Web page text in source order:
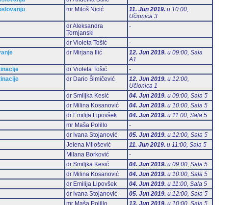
mr Miloš Nicić 11. Jun 2019.u 10:00,
Učionica 3
dr Aleksandra
Tornjanski
-
dr Violeta Tošić
-
dr Mirjana Ilić 12. Jun 2019.u 09:00, Sala
А1
dr Violeta Tošić
-
dr Dario Šimičević 12. Jun 2019.u 12:00,
Učionica 1
dr Smiljka Kesić 04. Jun 2019.u 09:00, Sala 5
dr Milina Kosanović 04. Jun 2019.u 10:00, Sala 5
dr Emilija Lipovšek 04. Jun 2019.u 11:00, Sala 5
mr Maša Polillo
-
dr Ivana Stojanović 05. Jun 2019.u 12:00, Sala 5
Jelena Milošević 11. Jun 2019.u 11:00, Sala 5
Milana Borković
-
dr Smiljka Kesić 04. Jun 2019.u 09:00, Sala 5
dr Milina Kosanović 04. Jun 2019.u 10:00, Sala 5
dr Emilija Lipovšek 04. Jun 2019.u 11:00, Sala 5
dr Ivana Stojanović 05. Jun 2019.u 12:00, Sala 5
mr Maša Polillo 13. Jun 2019.u 10:00, Sala 5